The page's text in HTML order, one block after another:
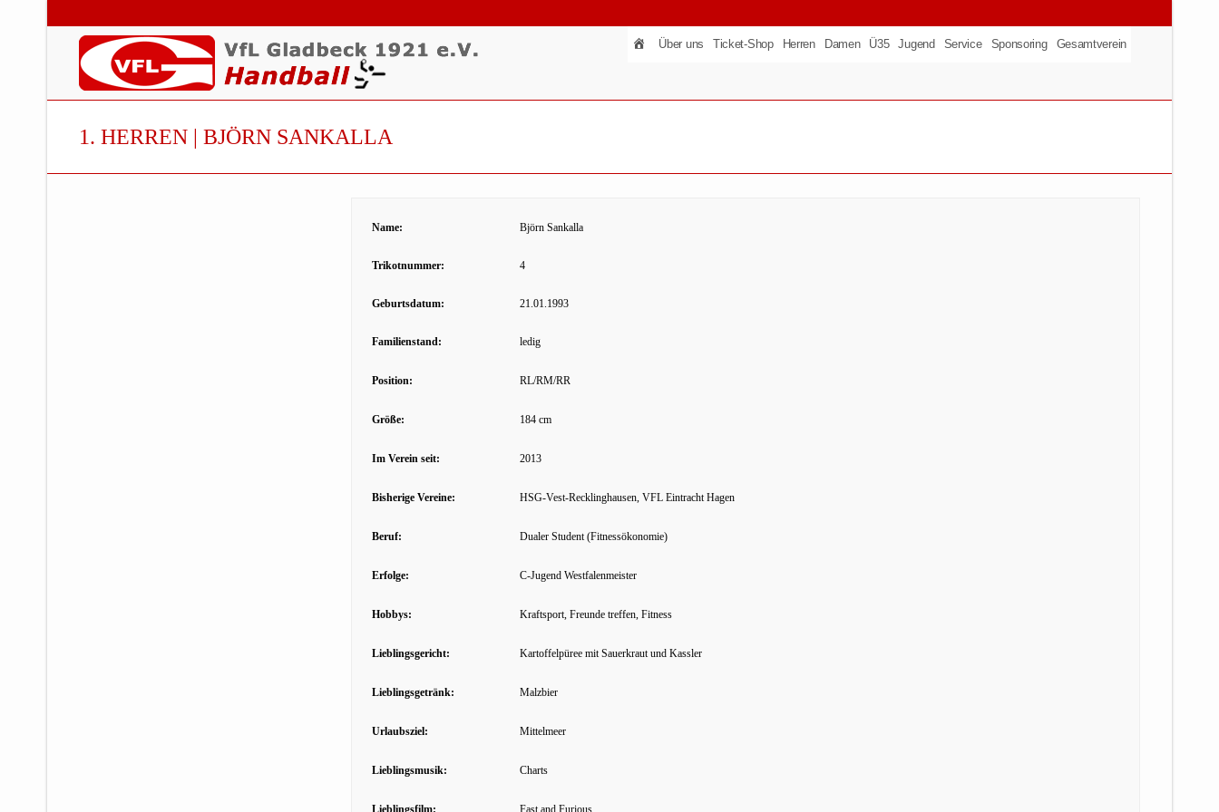
Über uns Ticket-Shop Herren Damen Ü35 Jugend Service Sponsoring Gesamtverein
1. HERREN | BJÖRN SANKALLA
Name: Björn Sankalla
Trikotnummer: 4
Geburtsdatum: 21.01.1993
Familienstand: ledig
Position: RL/RM/RR
Größe: 184 cm
Im Verein seit: 2013
Bisherige Vereine: HSG-Vest-Recklinghausen, VFL Eintracht Hagen
Beruf: Dualer Student (Fitnessökonomie)
Erfolge: C-Jugend Westfalenmeister
Hobbys: Kraftsport, Freunde treffen, Fitness
Lieblingsgericht: Kartoffelpüree mit Sauerkraut und Kassler
Lieblingsgetränk: Malzbier
Urlaubsziel: Mittelmeer
Lieblingsmusik: Charts
Lieblingsfilm: Fast and Furious